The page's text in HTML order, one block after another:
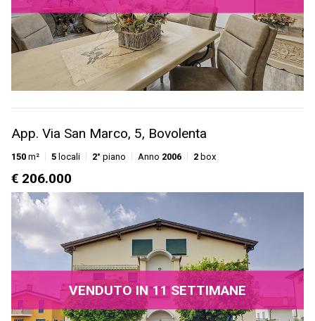
App. Via San Marco, 5, Bovolenta
150 m² 5 locali 2° piano Anno 2006 2 box
€ 206.000
VENDUTO IN 11 SETTIMANE